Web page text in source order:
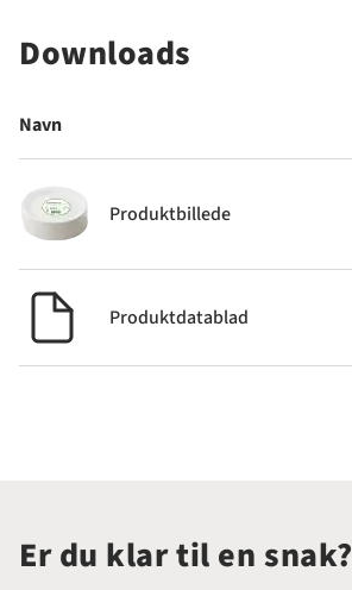
Downloads
Navn
Produktbillede
Produktdatablad
Er du klar til en snak?